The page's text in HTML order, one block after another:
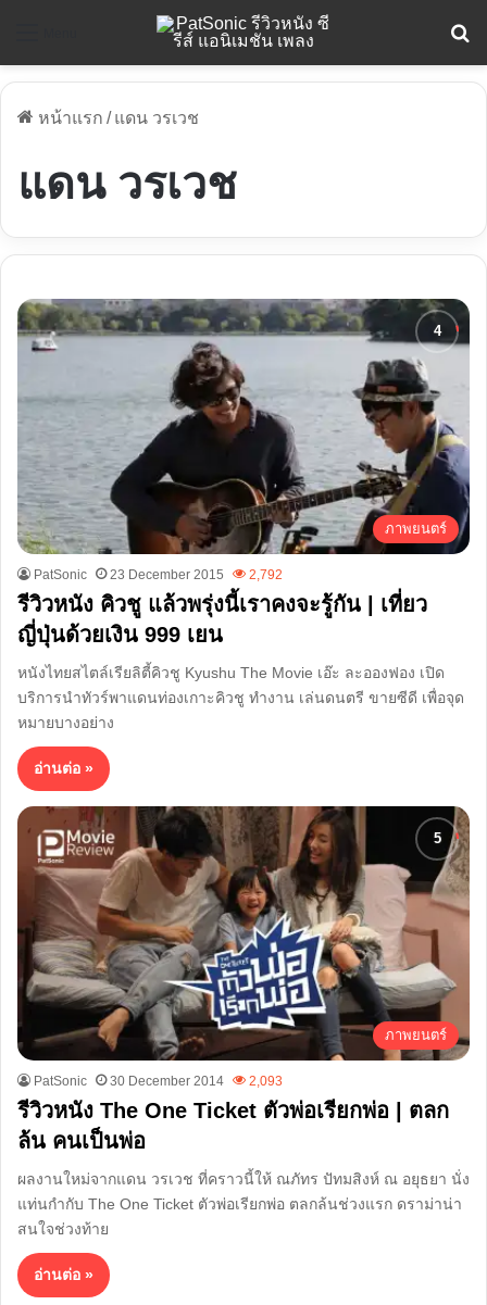
หน้าแรก / แดน วรเวช
แดน วรเวช
ภาพยนตร์
PatSonic 23 December 2015 2,792
รีวิวหนัง คิวชู แล้วพรุ่งนี้เราคงจะรู้กัน | เที่ยว
ญี่ปุ่นด้วยเงิน 999 เยน
หนังไทยสไตล์เรียลิตี้คิวชู Kyushu The Movie เอ๊ะ ละอองฟอง เปิด
บริการนำทัวร์พาแดนท่องเกาะคิวชู ทำงาน เล่นดนตรี ขายซีดี เพื่อจุด
หมายบางอย่าง
อ่านต่อ »
ภาพยนตร์
PatSonic 30 December 2014 2,093
รีวิวหนัง The One Ticket ตัวพ่อเรียกพ่อ | ตลก
ล้น คนเป็นพ่อ
ผลงานใหม่จากแดน วรเวช ที่คราวนี้ให้ ณภัทร ปัทมสิงห์ ณ อยุธยา นั่ง
แท่นกำกับ The One Ticket ตัวพ่อเรียกพ่อ ตลกล้นช่วงแรก ดราม่าน่า
สนใจช่วงท้าย
อ่านต่อ »